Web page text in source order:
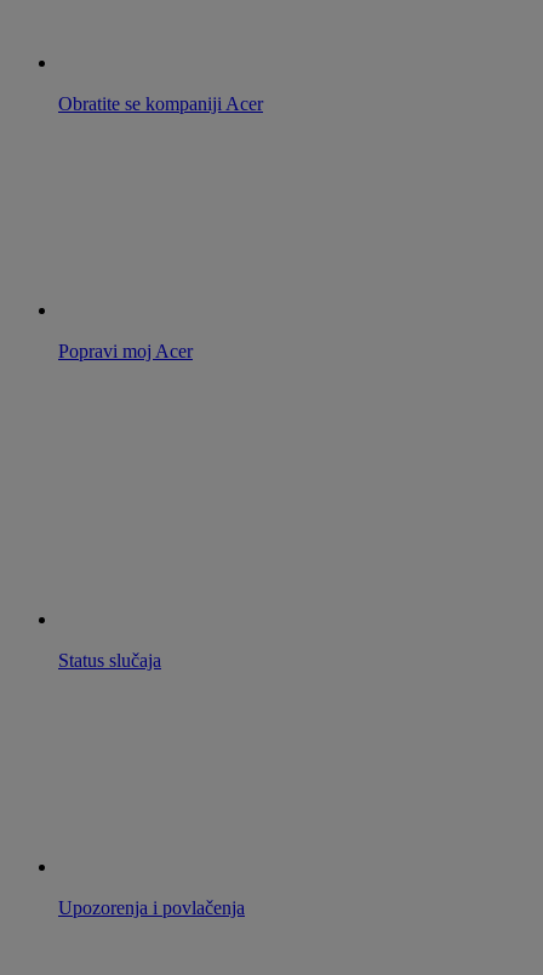
Obratite se kompaniji Acer
Popravi moj Acer
Status slučaja
Upozorenja i povlačenja